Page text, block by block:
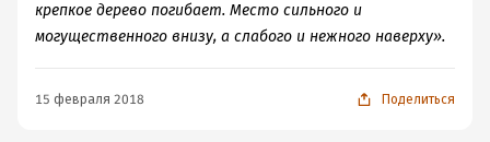
крепкое дерево погибает. Место сильного и
могущественного внизу, а слабого и нежного наверху».
15 февраля 2018 Поделиться